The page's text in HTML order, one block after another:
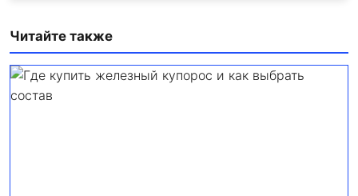
Читайте также